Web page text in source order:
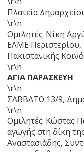
Πλατεία
\r\n
Ομιλητές: Νίκη
ΕΛΜΕ Περιστερίου,
Πακιστανικής
\r\n
ΑΓΙΑ ΠΑΡΑΣΚΕΥΗ
\r\n
ΣΑΒΒΑΤΟ 13/9,
\r\n
Ομιλητές: Κώστας
αγωγής στη δίκη
Αναστασιάδης,